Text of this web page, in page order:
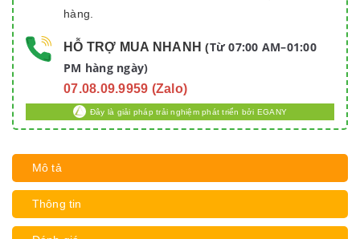
hàng.
HỖ TRỢ MUA NHANH (Từ 07:00 AM–01:00
PM hàng ngày)
07.08.09.9959 (Zalo)
Đây là giải pháp trải nghiệm phát triển bởi EGANY
Mô tả
Thông tin